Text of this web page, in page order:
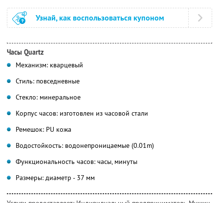
Узнай, как воспользоваться купоном
Часы Quartz
Механизм: кварцевый
Стиль: повседневные
Стекло: минеральное
Корпус часов: изготовлен из часовой стали
Ремешок: PU кожа
Водостойкость: водонепроницаемые (0.01m)
Функциональность часов: часы, минуты
Размеры: диаметр - 37 мм